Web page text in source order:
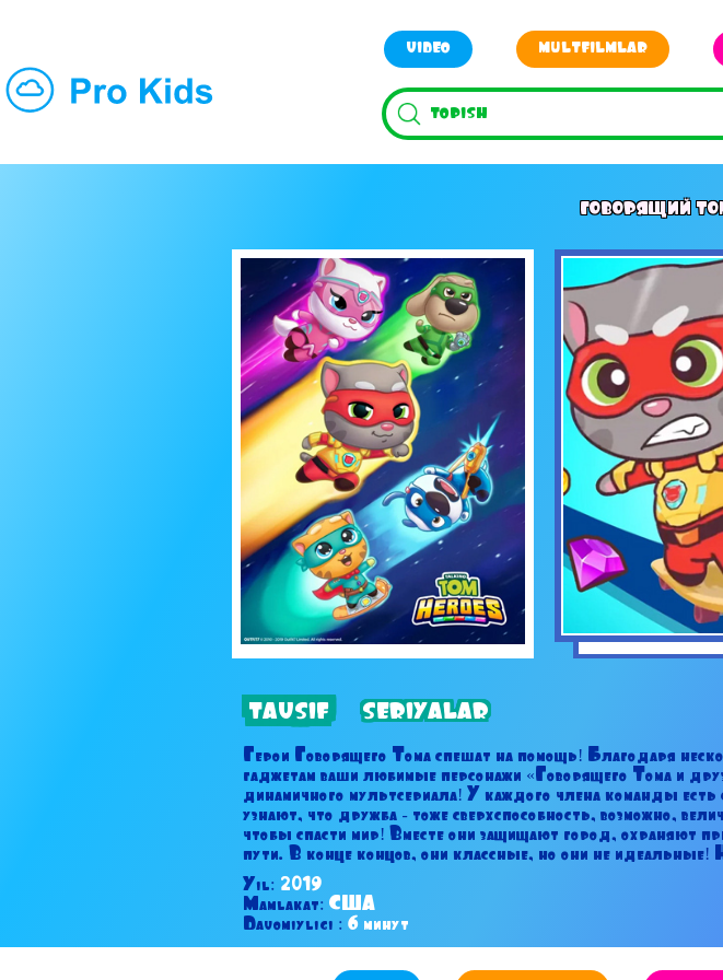
VIDEO MULTFILMLAR
ГОВОРЯЩИЙ
TAVSIF SERIYALAR
Герои Говорящего Тома спешат на помощь! Благодаря
гаджетам ваши любимые персонажи «Говорящего Тома и
динамичного мультсериала! У каждого члена команды есть
узнают, что дружба - тоже сверхспособность, возможно,
чтобы спасти мир! Вместе они защищают город, охраняют
пути. В конце концов, они классные, но они не идеальные!
Yil: 2019
Mamlakat: США
Davomiyligi : 6 минут